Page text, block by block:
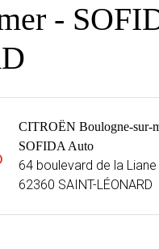
-
CITROËN Boulogne-sur-
SOFIDA Auto
64 boulevard de la Liane
62360 SAINT-LÉONARD